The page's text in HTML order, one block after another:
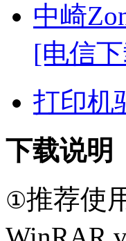
中崎
[电信
打印机
下载说明
①推荐使